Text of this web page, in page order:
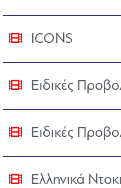
ICONS
Ειδικές
Ειδικές
Ελληνικά